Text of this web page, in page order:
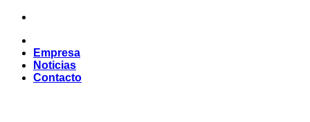
Saltar
contenido
Empresa
Noticias
Contacto